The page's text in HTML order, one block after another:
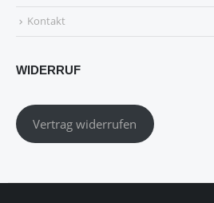
Kontakt
WIDERRUF
Vertrag widerrufen